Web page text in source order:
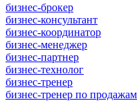
бизнес-брокер
бизнес-консультант
бизнес-координатор
бизнес-менеджер
бизнес-партнер
бизнес-технолог
бизнес-тренер
бизнес-тренер по продажам